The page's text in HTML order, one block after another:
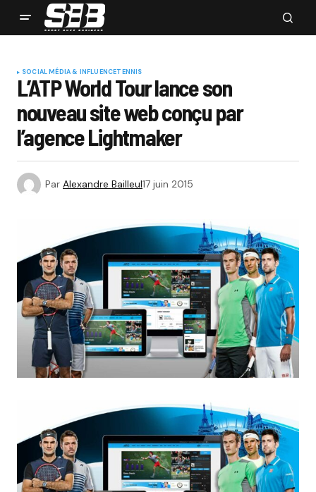
SOCIAL MÉDIA & INFLUENCETENNIS
L’ATP World Tour lance son
nouveau site web conçu par
l’agence Lightmaker
Par Alexandre Bailleul17 juin 2015